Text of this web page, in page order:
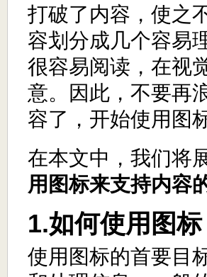
打破了内容，使之
容划分成几个容易
很容易阅读，在视
意。因此，不要再
容了，开始使用图
在本文中，我们将
用图标来支持内容
1.如何使用图标
使用图标的首要目